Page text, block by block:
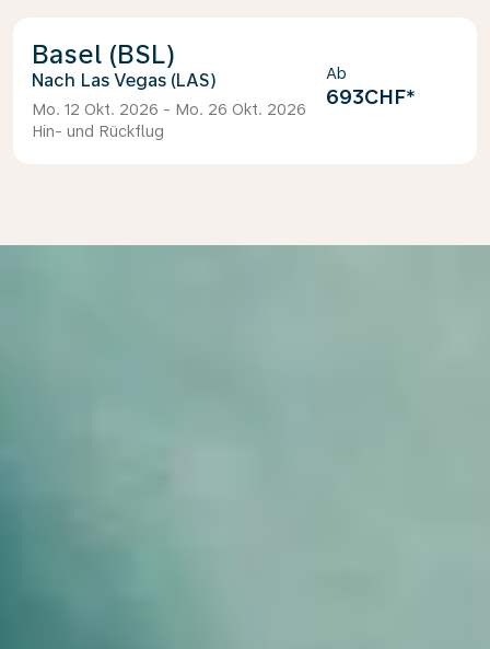
Basel (BSL)
Las Vegas (LAS)
Mo. 12 Okt. 2026 - Mo. 26 Okt. 2026
Hin- und Rückflug
Ab
693CHF*